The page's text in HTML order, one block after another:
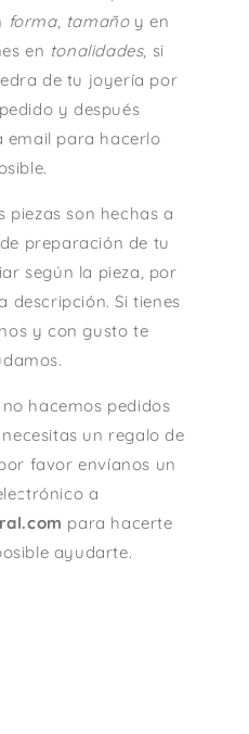
forma, tamañoy en
en tonalidades, si
de tu joyería por
y después
email para hacerlo
piezas son hechas a
preparación de tu
según la pieza, por
descripción. Si tienes
y con gusto te
hacemos pedidos
necesitas un regalo de
favor envíanos un
a
para hacerte
ayudarte.